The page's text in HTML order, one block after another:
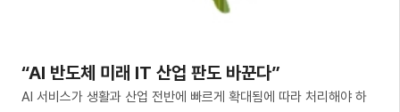
“AI 반도체 미래 IT 산업 판도 바꾼다”
AI 서비스가 생활과 산업 전반에 빠르게 확대됨에 따라 처리해야 하